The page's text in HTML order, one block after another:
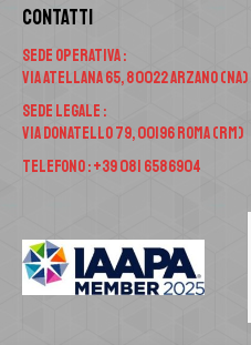
Contatti
Sede Operativa :
Via Atellana 65, 80022 Arzano (NA)
Sede Legale :
Via Donatello 79, 00196 Roma (RM)
Telefono : +39 081 6586904